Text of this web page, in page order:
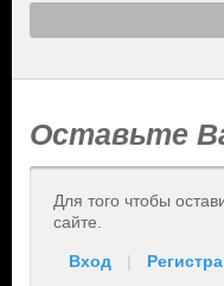
Оставьте
Для того чтобы
сайте.
Вход |